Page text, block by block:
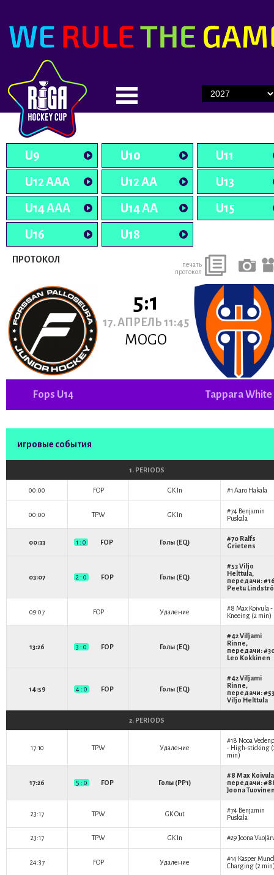
U9 U10
U11
U12 AAA
U12 AA
U13
U14 AAA
U14 AA
U15
U16
U18
ПРОТОКОЛ
печать
протокол
5:1
17. АПРЕЛЬ 11:45
MOGO
Fops U14 Tappara White
игровые события
1. PERIODS
00:00 FOP GK In #1 Aaro Hakala
00:00 TPW GK In #74 Benjamin
Puskala
00:33 1 : 0 FOP Голы (EQ) #70 Ralfs
Grietens
03:07 2 : 0 FOP Голы (EQ)
#53Viljo
Helttula,
передачи:
Peetu
09:07 FOP Удаление #8 Max Koivula -
Kneeing (2 min)
13:26 3 : 0 FOP Голы (EQ)
#42Viljami
Rinne,
передачи:
Leo Kokkinen
14:59 4 : 0 FOP Голы (EQ)
#42Viljami
Rinne,
передачи: #53
Viljo Helttula
2. PERIODS
17:10 TPW Удаление
#18 Nooa
- High-sticking
min)
17:26 5 : 0 FOP Голы (PP1)
#8 Max Koivula
передачи:
Joona
23:17 TPW GK Out #74 Benjamin
Puskala
23:17 TPW GK In #29Joona
24:37 FOP Удаление #14 Kasper
Charging (2